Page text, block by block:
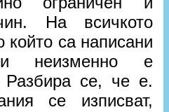
На всичкото
който са написани
неизменно е
Разбира се, че е.
се изписват,